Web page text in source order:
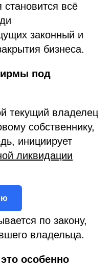
становится всё
законный и
бизнеса.
под
текущий владелец
собственнику,
инициирует
ликвидации
по закону,
владельца.
особенно